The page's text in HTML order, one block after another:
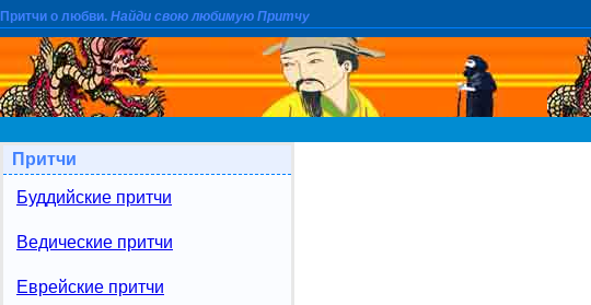
Притчи о любви. Найди свою любимую Притчу
Притчи
Буддийские притчи
Ведические притчи
Еврейские притчи